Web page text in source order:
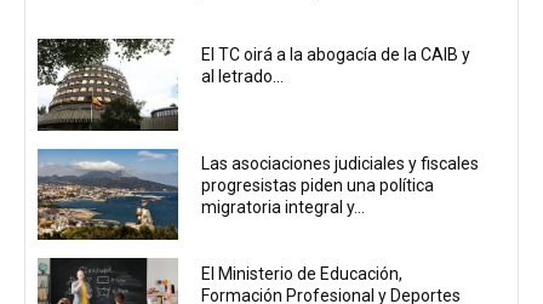
El TC oirá a la abogacía de la CAIB y
al letrado...
Las asociaciones judiciales y fiscales
progresistas piden una política
migratoria integral y...
El Ministerio de Educación,
Formación Profesional y Deportes